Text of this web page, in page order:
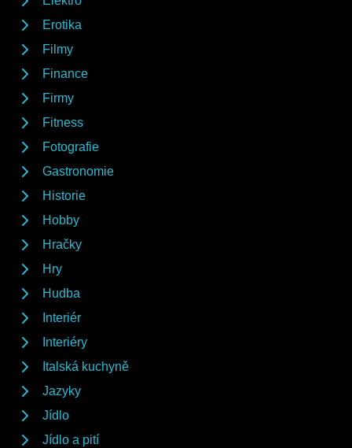
Erotika
Filmy
Finance
Firmy
Fitness
Fotografie
Gastronomie
Historie
Hobby
Hračky
Hry
Hudba
Interiér
Interiéry
Italská kuchyně
Jazyky
Jídlo
Jídlo a pití